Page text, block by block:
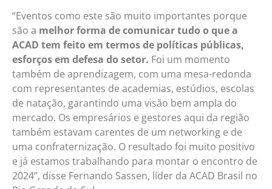
“Eventos como este são muito importantes porque
são a melhor forma de comunicar tudo o que a
ACAD tem feito em termos de políticas públicas,
esforços em defesa do setor. Foi um momento
também de aprendizagem, com uma mesa-redonda
com representantes de academias, estúdios, escolas
de natação, garantindo uma visão bem ampla do
mercado. Os empresários e gestores aqui da região
também estavam carentes de um networking e de
uma confraternização. O resultado foi muito positivo
e já estamos trabalhando para montar o encontro de
2024”, disse Fernando Sassen, líder da ACAD Brasil no